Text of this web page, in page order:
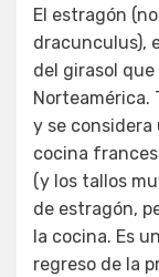
El estragón
dracunculus),
del girasol
Norteamérica.
y se considera
cocina
(y los tallos
de estragón,
la cocina. Es
regreso de la